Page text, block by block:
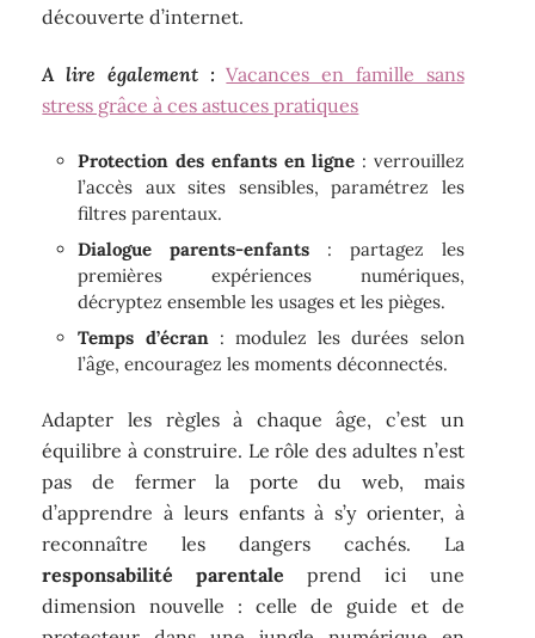
découverte d’internet.
A lire également : Vacances en famille sans
stress grâce à ces astuces pratiques
Protection des enfants en ligne : verrouillez
l’accès aux sites sensibles, paramétrez les
filtres parentaux.
Dialogue parents-enfants : partagez les
premières expériences numériques,
décryptez ensemble les usages et les pièges.
Temps d’écran: modulez les durées selon
l’âge, encouragez les moments déconnectés.
Adapter les règles à chaque âge, c’est un
équilibre à construire. Le rôle des adultes n’est
pas de fermer la porte du web, mais
d’apprendre à leurs enfants à s’y orienter, à
reconnaître les dangers cachés. La
responsabilité parentale prend ici une
dimension nouvelle : celle de guide et de